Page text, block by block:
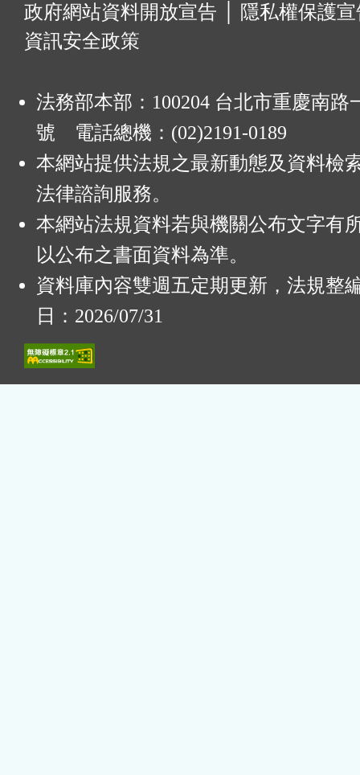
政府網站資料開放宣告
隱私權保護
資訊安全政策
法務部本部：100204 台北市重慶南路
號 電話總機：(02)2191-0189
本網站提供法規之最新動態及資料檢
法律諮詢服務。
本網站法規資料若與機關公布文字有
以公布之書面資料為準。
資料庫內容雙週五定期更新，法規整
日：2026/07/31